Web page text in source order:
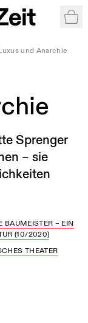
und Anarchie
Sprenger
– sie
BAUMEISTER – EIN
(10/2020)
THEATER